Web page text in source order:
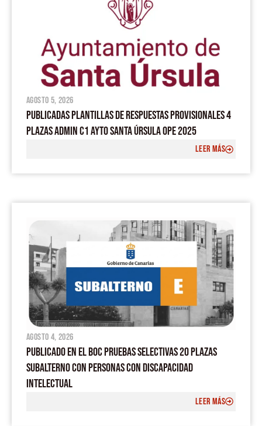
agosto 5, 2026
PUBLICADAS PLANTILLAS DE RESPUESTAS PROVISIONALES 4
PLAZAS ADMIN C1 AYTO SANTA ÚRSULA OPE 2025
LEER MÁS
agosto 4, 2026
PUBLICADO EN EL BOC PRUEBAS SELECTIVAS 20 PLAZAS
SUBALTERNO CON PERSONAS CON DISCAPACIDAD
INTELECTUAL
LEER MÁS